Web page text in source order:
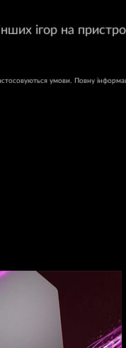
ігор на
умови. Повну